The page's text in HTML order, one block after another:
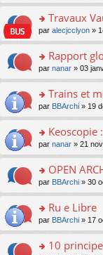
e
nt
u
ré
c
e
nt
le
pl
u
ré
c
e
nt
e
n
n
le
pl
u
ré
c
e
nt
a
g
e
n
n
le
pl
u
ré
c
e
nt
le
m
e
a
g
e
n
n
le
pl
u
ré
c
e
nt
n
ult
er
le
m
e
a
g
e
n
n
le
pl
u
ré
c
e
nt
o
n
ult
er
le
m
e
a
g
e
n
n
le
pl
u
ré
Travaux
par alecjcclyon »
o
n
ult
er
le
m
e
a
g
e
n
n
le
Rapport
par nanar » 03
o
n
ult
er
le
m
e
a
g
e
n
Trains et
par BBArchi » 19
o
n
ult
er
le
m
e
a
Keoscopie
par nanar » 21
o
n
ult
er
le
m
OPEN
par BBArchi » 30
o
n
ult
Ru e Libre
par BBArchi » 17
10